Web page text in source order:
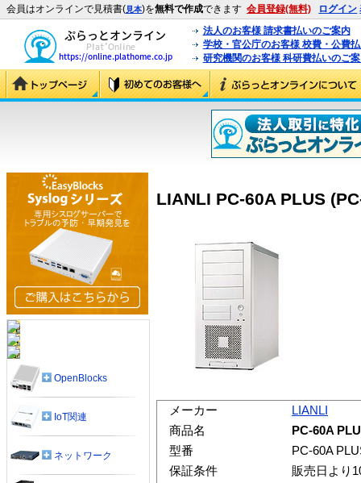
会員はオンラインで見積書(見本)を無料で作成できます 会員登録(無料) ログイン
法人のお客様 請求書払いのご案内
学校・官公庁のお客様 校費・公費
研究機関のお客様 科研費払いのご
LIANLI PC-60A PLUS
メーカー
LIANLI
商品名
PC-60A
型番
PC-60A
保証条件
販売日より
OpenBlocks
IoT関連
ネットワーク